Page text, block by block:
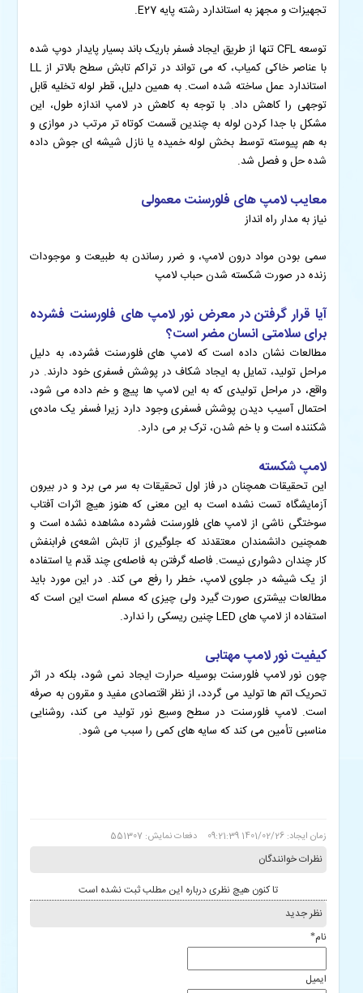
تجهیزات و مجهز به استاندارد رشته پایه E27.
توسعه CFL تنها از طریق ایجاد فسفر باریک باند بسیار پایدار دوپ شده
با عناصر خاکی کمیاب، که می تواند در تراکم تابش سطح بالاتر از LL
استاندارد عمل ساخته شده است. به همین دلیل، قطر لوله تخلیه قابل
توجهی را کاهش داد. با توجه به کاهش در لامپ اندازه طول، این
مشکل با جدا کردن لوله به چندین قسمت کوتاه تر مرتب در موازی و
به هم پیوسته توسط بخش لوله خمیده یا نازل شیشه ای جوش داده
شده حل و فصل شد.
معایب لامپ های فلورسنت معمولی
نیاز به مدار راه انداز
سمی بودن مواد درون لامپ، و ضرر رساندن به طبیعت و موجودات
زنده در صورت شکسته شدن حباب لامپ
آیا قرار گرفتن در معرض نور لامپ های فلورسنت فشرده
برای سلامتی انسان مضر است؟
مطالعات نشان داده است که لامپ های فلورسنت فشرده، به دلیل
مراحل تولید، تمایل به ایجاد شکاف در پوشش فسفری خود دارند. در
واقع، در مراحل تولیدی که به این لامپ ها پیچ‌ و خم داده می شود،
احتمال آسیب دیدن پوشش فسفری وجود دارد زیرا فسفر یک ماده‌ی
شکننده است و با خم شدن، ترک بر می دارد.
لامپ شکسته
این تحقیقات همچنان در فاز اول تحقیقات به سر می برد و در بیرون
آزمایشگاه تست نشده است به این معنی که هنوز هیچ اثرات آفتاب
سوختگی ناشی از لامپ های فلورسنت فشرده مشاهده نشده است و
همچنین دانشمندان معتقدند که جلوگیری از تابش اشعه‌ی فرابنفش
کار چندان دشواری نیست. فاصله گرفتن به فاصله‌ی چند قدم یا استفاده
از یک شیشه در جلوی لامپ، خطر را رفع می کند. در این مورد باید
مطالعات بیشتری صورت گیرد ولی چیزی که مسلم است این است که
استفاده از لامپ های LED چنین ریسکی را ندارد.
کیفیت نور لامپ مهتابی
چون نور لامپ فلورسنت بوسیله حرارت ایجاد نمی شود، بلکه در اثر
تحریک اتم ها تولید می گردد، از نظر اقتصادی مفید و مقرون به صرفه
است. لامپ فلورسنت در سطح وسیع نور تولید می کند، روشنایی
مناسبی تأمین می کند که سایه های کمی را سبب می شود.
زمان ایجاد: 1401/02/26 09:21:39 دفعات نمایش: 551307
نظرات خوانندگان
تا کنون هیچ نظری درباره این مطلب ثبت نشده است
نظر جدید
نام*
ایمیل